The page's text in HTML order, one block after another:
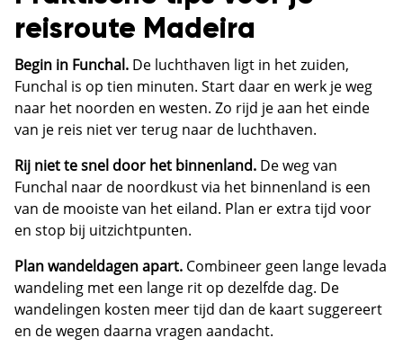
reisroute Madeira
Begin in Funchal. De luchthaven ligt in het zuiden,
Funchal is op tien minuten. Start daar en werk je weg
naar het noorden en westen. Zo rijd je aan het einde
van je reis niet ver terug naar de luchthaven.
Rij niet te snel door het binnenland. De weg van
Funchal naar de noordkust via het binnenland is een
van de mooiste van het eiland. Plan er extra tijd voor
en stop bij uitzichtpunten.
Plan wandeldagen apart. Combineer geen lange levada
wandeling met een lange rit op dezelfde dag. De
wandelingen kosten meer tijd dan de kaart suggereert
en de wegen daarna vragen aandacht.